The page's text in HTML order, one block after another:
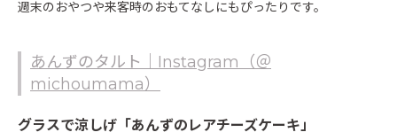
週末のおやつや来客時のおもてなしにもぴったりです。
あんずのタルト｜Instagram（＠
michoumama）
グラスで涼しげ「あんずのレアチーズケーキ」